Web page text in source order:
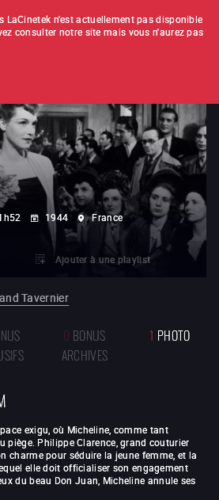
ABONNEMENT
1944 France
Ajouter à une playlist
Tavernier
0 BONUS
ARCHIVES
1 PHOTO
exigu, où Micheline, comme tant
piège. Philippe Clarence, grand couturier
charme pour séduire la jeune femme, et la
elle doit officialiser son engagement
du beau Don Juan, Micheline annule ses
LaCinetek n'est actuellement pas disponible
consulter notre site mais vous n'aurez pas